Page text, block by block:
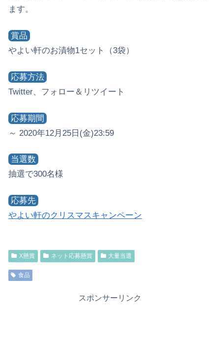
ます。
賞品
やよい軒のお漬物1セット（3袋）
応募方法
Twitter、フォロー＆リツイート
応募期間
～ 2020年12月25日(金)23:59
当選数
抽選で300名様
応募先
やよい軒のクリスマスキャンペーン
X懸賞 ネット応募懸賞 大量当選
食品
スポンサーリンク